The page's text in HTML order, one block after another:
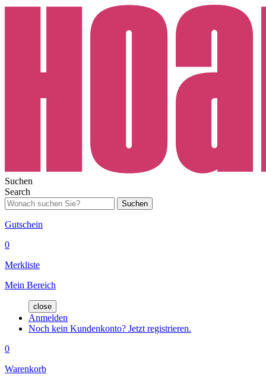
Suchen
Search
Suchen
Gutschein
0
Merkliste
Mein Bereich
close
Anmelden
Noch kein Kundenkonto? Jetzt registrieren.
0
Warenkorb